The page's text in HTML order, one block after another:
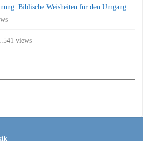
Biblische Weisheiten für den Umgang
views